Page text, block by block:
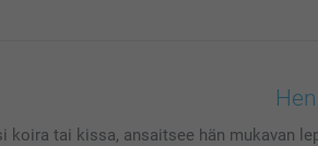
koira tai kissa, ansaitsee hän mukavan